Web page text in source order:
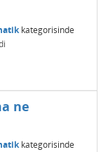
kategorisinde
ne
kategorisinde